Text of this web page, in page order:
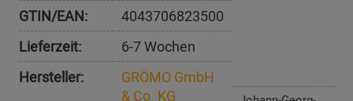
GTIN/EAN:
4043706823500
Lieferzeit:
6-7 Wochen
Hersteller:
GRÖMO GmbH
& Co. KG